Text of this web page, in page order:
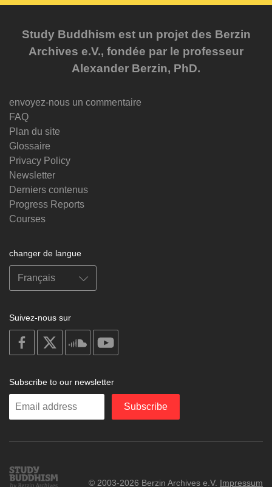
Study Buddhism est un projet des Berzin
Archives e.V., fondée par le professeur
Alexander Berzin, PhD.
envoyez-nous un commentaire
FAQ
Plan du site
Glossaire
Privacy Policy
Newsletter
Derniers contenus
Progress Reports
Courses
changer de langue
Suivez-nous sur
on
facebook
soundcloud
Subscribe to our newsletter
Enter
Subscribe
Study
Buddhism
© 2003-2026 Berzin Archives e.V. Impressum